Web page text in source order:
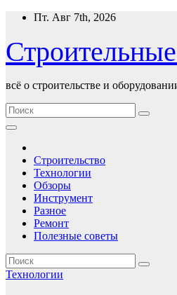
Перейти
содержимому
Пт. Авг 7th, 2026
всё о строительстве и
Строительство
Технологии
Обзоры
Инструмент
Разное
Ремонт
Полезные советы
Технологии